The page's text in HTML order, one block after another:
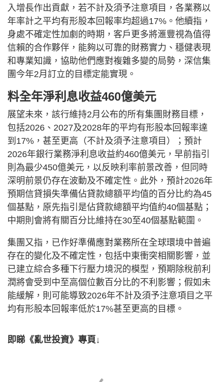
入增⻑作出貢獻，若不計及須予注意項⽬，各業務以
年率計之平均有形股本回報率均超過17%。他續指，
⾝處不確定性加劇的時期，客⼾更多將滙豐視為值得
信賴的合作夥伴，能夠以可靠的財務實⼒、穩健表現
和專業知識，協助他們應對複雜多變的局勢，深信集
團今年2⽉訂立的⽬標定能實現。
料全年淨利息收益460億美元
展望未來，該行維持2⽉公布的所有集團財務⽬標，
包括2026、2027及2028年的平均有形股本回報率達
到17%，甚⾄更⾼（不計及須予注意項⽬）；預計
2026年銀⾏業務淨利息收益約460億美元，早前指引
則為最少450億美元，以反映利率前景改善，但同時
深明前景仍存在波動及不確定性。此外，預計2026年
預期信貸損失準備佔貸款總額平均值的百分比約為45
個基點，原先指引是佔貸款總額平均值約40個基點；
中期則會將有關百分比維持在30⾄40個基點範圍。
集團又指，已作好準備應對業務所在全球環境中普遍
存在的變化及不確定性，包括中東衝突相關影響，並
已建立綜合多種下⾏壓⼒境況的模型，預期除稅前利
潤將會受到中⾄⾼個位數百分比的不利影響；假如未
能緩解，則可能導致2026年不計及須予注意項⽬之平
均有形股本回報率低於17%甚⾄更⾼的⽬標。
即睇《亂世投資》專頁↓